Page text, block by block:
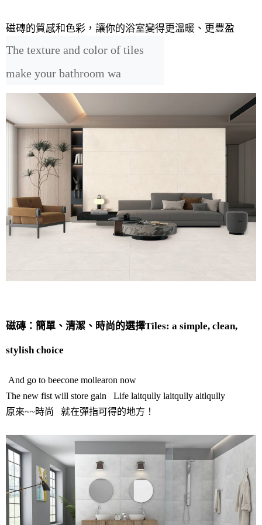
磁磚的質感和色彩，讓你的浴室變得更溫暖、更豐盈
The texture and color of tiles
make your bathroom wa
磁磚：簡單、清潔、時尚的選擇Tiles: a simple, clean,
stylish choice
And go to beecone mollearon now
The new fist will store gain Life laitqully laitqully aitlqully
原來~~時尚 就在彈指可得的地方！